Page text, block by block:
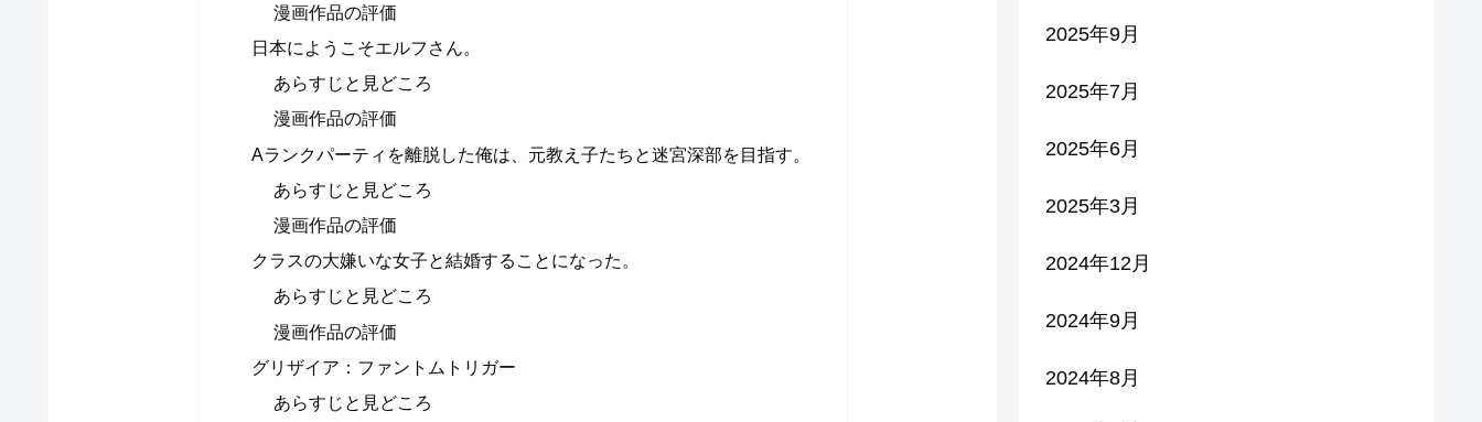
漫画作品の評価
日本にようこそエルフさん。
あらすじと見どころ
漫画作品の評価
Aランクパーティを離脱した俺は、元教え子たちと迷宮深部を目指す。
あらすじと見どころ
漫画作品の評価
クラスの大嫌いな女子と結婚することになった。
あらすじと見どころ
漫画作品の評価
グリザイア：ファントムトリガー
あらすじと見どころ
2025年9月
2025年7月
2025年6月
2025年3月
2024年12月
2024年9月
2024年8月